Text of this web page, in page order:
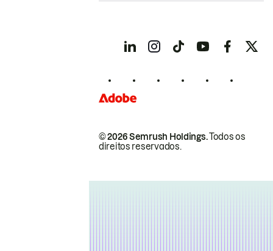
© 2026 Semrush Holdings.Todos os
direitos reservados.